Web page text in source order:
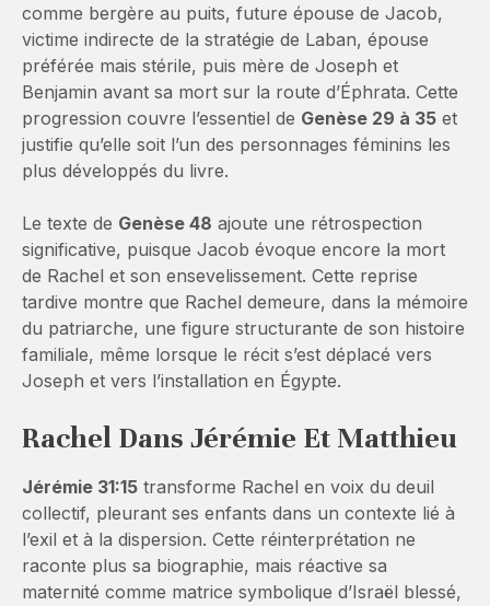
comme bergère au puits, future épouse de Jacob,
victime indirecte de la stratégie de Laban, épouse
préférée mais stérile, puis mère de Joseph et
Benjamin avant sa mort sur la route d’Éphrata. Cette
progression couvre l’essentiel de Genèse 29 à 35 et
justifie qu’elle soit l’un des personnages féminins les
plus développés du livre.
Le texte de Genèse 48 ajoute une rétrospection
significative, puisque Jacob évoque encore la mort
de Rachel et son ensevelissement. Cette reprise
tardive montre que Rachel demeure, dans la mémoire
du patriarche, une figure structurante de son histoire
familiale, même lorsque le récit s’est déplacé vers
Joseph et vers l’installation en Égypte.
Rachel Dans Jérémie Et Matthieu
Jérémie 31:15 transforme Rachel en voix du deuil
collectif, pleurant ses enfants dans un contexte lié à
l’exil et à la dispersion. Cette réinterprétation ne
raconte plus sa biographie, mais réactive sa
maternité comme matrice symbolique d’Israël blessé,